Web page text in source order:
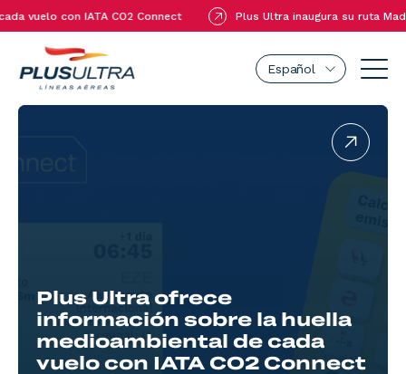
con IATA CO2 Connect Plus Ultra inaugura su ruta Madrid-
Español
Plus Ultra ofrece
información sobre la huella
medioambiental de cada
vuelo con IATA CO2 Connect